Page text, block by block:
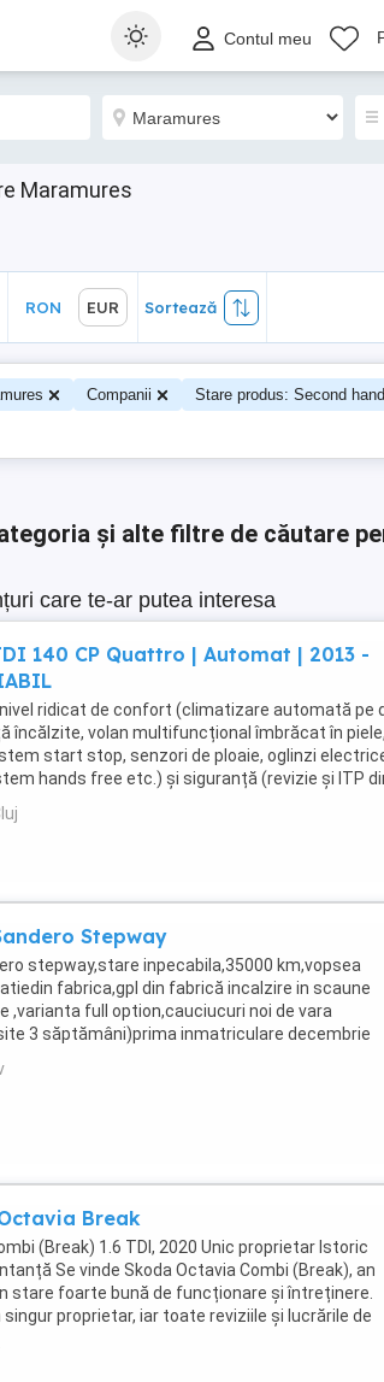
Contul meu
Maramures
Sortează
RON EUR Sortează
Companii
Stare produs: Second hand
și alte filtre de căutare
care te-ar putea interesa
140 CP Quattro | Automat | 2013 -
ridicat de confort (climatizare automată pe
încălzite, volan multifuncțional îmbrăcat în
start stop, senzori de ploaie, oglinzi
hands free etc.) și siguranță (revizie și ITP
...
Stepway
stepway,stare inpecabila,35000 km,vopsea
fabrica,gpl din fabrică incalzire in scaune
,varianta full option,cauciucuri noi de vara
3 săptămâni)prima inmatriculare decembrie
de bord,aer conditionat,inchidere ...
Break
(Break) 1.6 TDI, 2020 Unic proprietar Istoric
Se vinde Skoda Octavia Combi (Break), an
stare foarte bună de funcționare și întreținere.
singur proprietar, iar toate reviziile și lucrările de
efectuate ...